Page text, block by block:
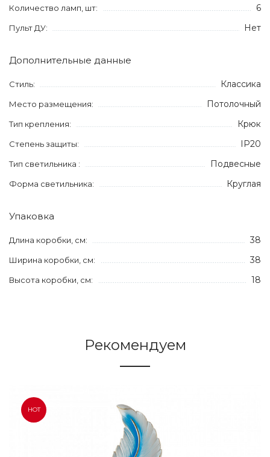
Количество ламп, шт: 6
Пульт ДУ: Нет
Дополнительные данные
Стиль: Классика
Место размещения: Потолочный
Тип крепления: Крюк
Степень защиты: IP20
Тип светильника : Подвесные
Форма светильника: Круглая
Упаковка
Длина коробки, см: 38
Ширина коробки, см: 38
Высота коробки, см: 18
Рекомендуем
HOT